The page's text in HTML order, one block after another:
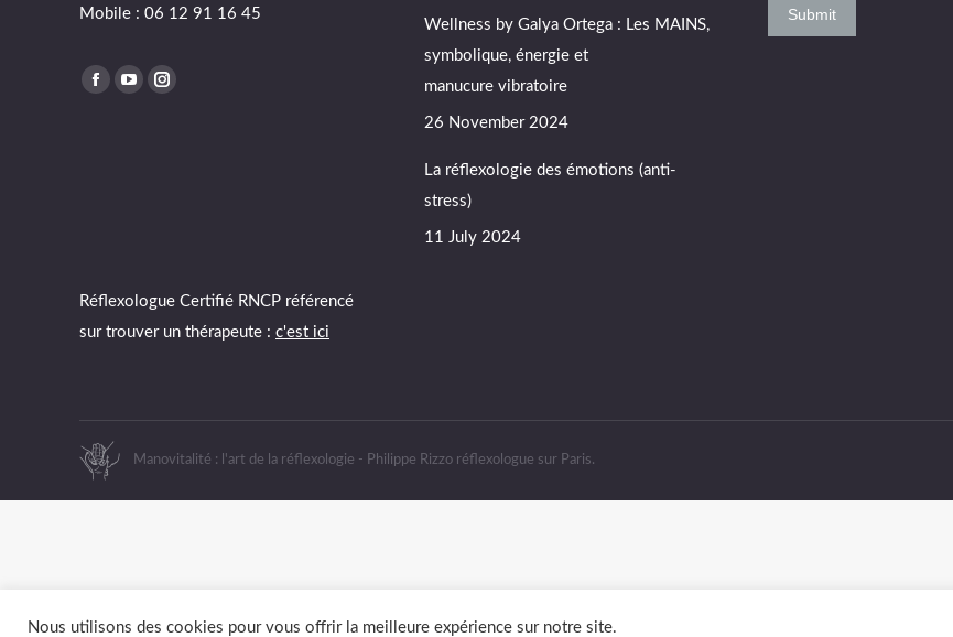
Mobile : 06 12 91 16 45
Find us on:
Facebook
YouTubeInstagram
Wellness by Galya Ortega : Les MAINS,
symbolique, énergie et
manucure vibratoire
26 November 2024
La réflexologie des émotions (anti-
stress)
11 July 2024
Submit
Réflexologue Certifié RNCP référencé
sur trouver un thérapeute : c'est ici
Manovitalité : l'art de la réflexologie - Philippe Rizzo réflexologue sur Paris.
Nous utilisons des cookies pour vous offrir la meilleure expérience sur notre site.